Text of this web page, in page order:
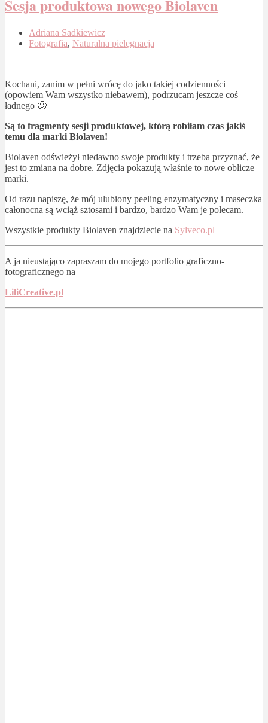
Sesja produktowa nowego Biolaven
Adriana Sadkiewicz
Fotografia, Naturalna pielęgnacja
Kochani, zanim w pełni wrócę do jako takiej codzienności
(opowiem Wam wszystko niebawem), podrzucam jeszcze coś
ładnego 🙂
Są to fragmenty sesji produktowej, którą robiłam czas jakiś
temu dla marki Biolaven!
Biolaven odświeżył niedawno swoje produkty i trzeba przyznać, że
jest to zmiana na dobre. Zdjęcia pokazują właśnie to nowe oblicze
marki.
Od razu napiszę, że mój ulubiony peeling enzymatyczny i maseczka
całonocna są wciąż sztosami i bardzo, bardzo Wam je polecam.
Wszystkie produkty Biolaven znajdziecie na Sylveco.pl
A ja nieustająco zapraszam do mojego portfolio graficzno-
fotograficznego na
LiliCreative.pl